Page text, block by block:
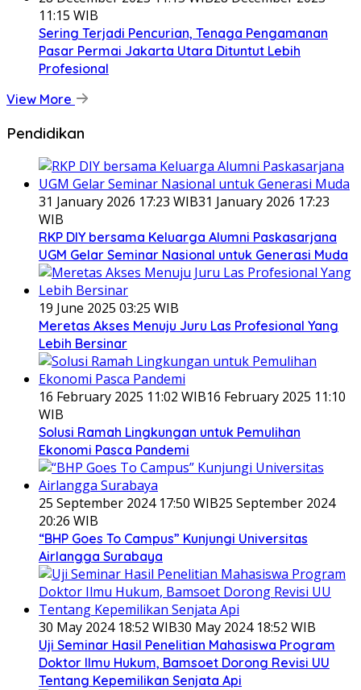
11:15 WIB
Sering Terjadi Pencurian, Tenaga Pengamanan
Pasar Permai Jakarta Utara Dituntut Lebih
Profesional
View More
Pendidikan
31 January 2026 17:23 WIB31 January 2026 17:23
WIB
RKP DIY bersama Keluarga Alumni Paskasarjana
UGM Gelar Seminar Nasional untuk Generasi Muda
19 June 2025 03:25 WIB
Meretas Akses Menuju Juru Las Profesional Yang
Lebih Bersinar
16 February 2025 11:02 WIB16 February 2025 11:10
WIB
Solusi Ramah Lingkungan untuk Pemulihan
Ekonomi Pasca Pandemi
25 September 2024 17:50 WIB25 September 2024
20:26 WIB
“BHP Goes To Campus” Kunjungi Universitas
Airlangga Surabaya
30 May 2024 18:52 WIB30 May 2024 18:52 WIB
Uji Seminar Hasil Penelitian Mahasiswa Program
Doktor Ilmu Hukum, Bamsoet Dorong Revisi UU
Tentang Kepemilikan Senjata Api